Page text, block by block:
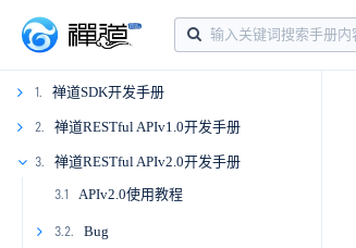
1. 禅道SDK开发手册
1.1
1.2
1.3.
1.3.1
1.4.
2. 禅道RESTful APIv1.0开发手册
2.1
2.2.
2.2.1
2.3.
3. 禅道RESTful APIv2.0开发手册
3.1 APIv2.0使用教程
3.2. Bug